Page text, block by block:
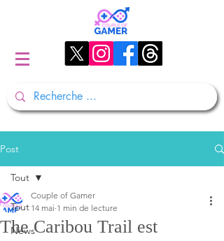
Post
Tout
News
Tout
The Caribou Trail est
Couple of Gamer
14 mai 1 min de lecture